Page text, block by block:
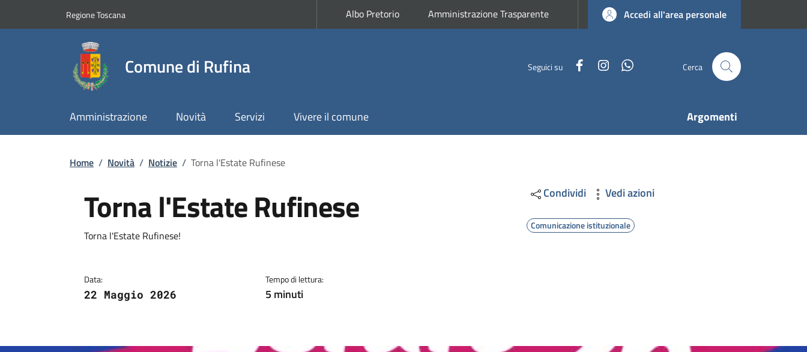
Regione ToscanaSlim top Albo Pretorio Amministrazione Trasparente Accedi all'area personale
Comune di Rufina Seguici su FacebookInstagram Cerca
Amministrazione Novità Servizi Vivere il comune Argomenti
Briciole di pane
Home / Novità / Notizie / Torna l'Estate Rufinese
Torna l'Estate Rufinese
Dettagli
Descrizione breve
Torna l'Estate Rufinese!
Data:
22 Maggio 2026
Tempo di lettura:
5 minuti
Condividi Vedi azioni
Comunicazione istituzionale